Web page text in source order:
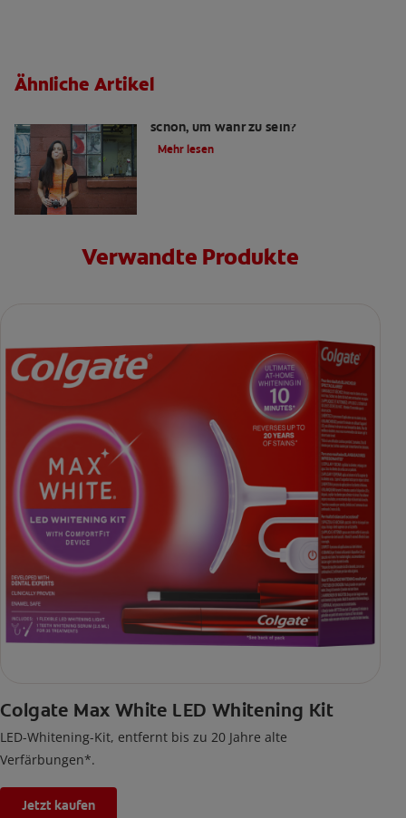
Ähnliche Artikel
schön, um wahr zu sein?
Mehr lesen
Verwandte Produkte
Colgate Max White LED Whitening Kit
LED-Whitening-Kit, entfernt bis zu 20 Jahre alte
Verfärbungen*.
Jetzt kaufen